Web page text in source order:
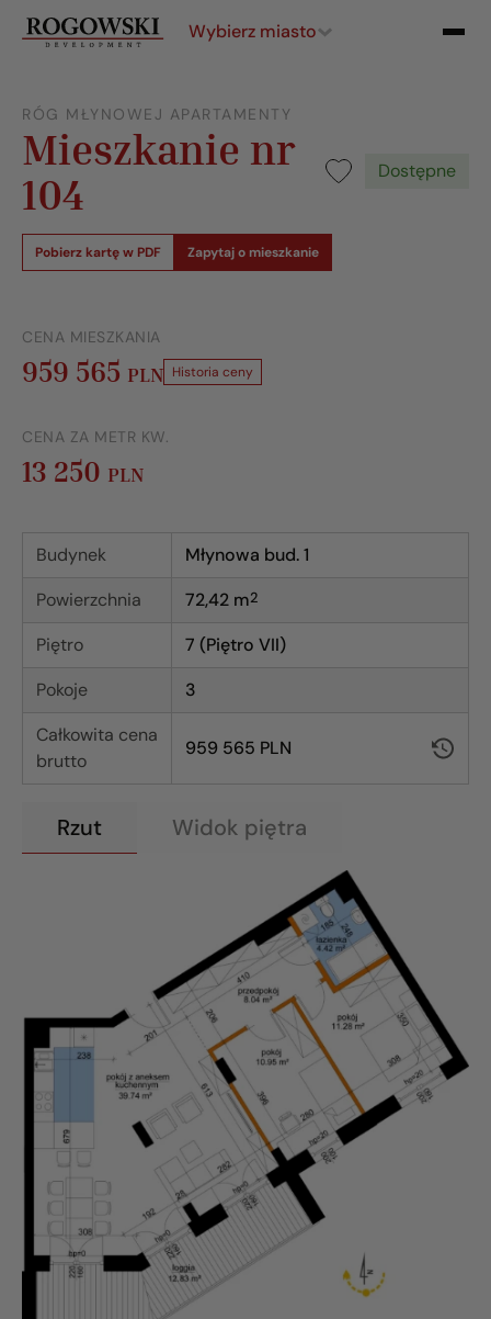
Wybierz miasto
RÓG MŁYNOWEJ APARTAMENTY
Mieszkanie nr
104
Dostępne
Pobierz kartę w PDF Zapytaj o mieszkanie
CENA MIESZKANIA
959 565 PLN Historia ceny
CENA ZA METR KW.
13 250 PLN
Budynek
Młynowa bud. 1
Powierzchnia
72,42 m2
Piętro
7 (Piętro VII)
Pokoje
3
Całkowita cena
brutto
959 565 PLN
Rzut Widok piętra